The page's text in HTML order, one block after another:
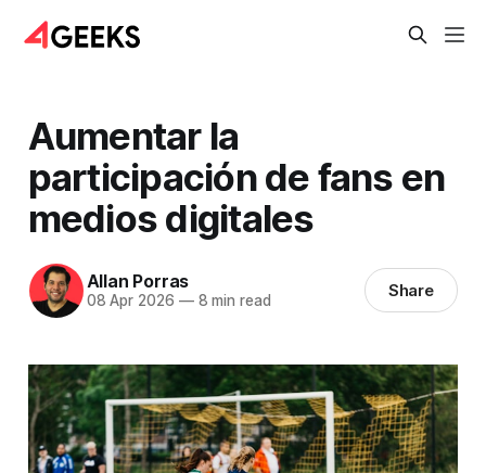
Aumentar la
participación de fans en
medios digitales
Allan Porras
08 Apr 2026 —8 min read Share